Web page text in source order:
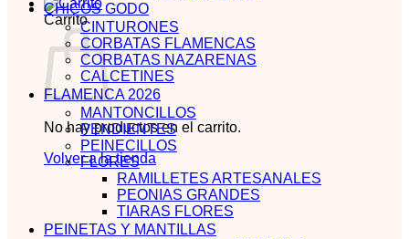
Carrito
No hay productos en el carrito.
Volver a la tienda
CHICOS GODO
CINTURONES
CORBATAS FLAMENCAS
CORBATAS NAZARENAS
CALCETINES
FLAMENCA 2026
MANTONCILLOS
PENDIENTES
PEINECILLOS
FLORES
RAMILLETES ARTESANALES
PEONIAS GRANDES
TIARAS FLORES
PEINETAS Y MANTILLAS